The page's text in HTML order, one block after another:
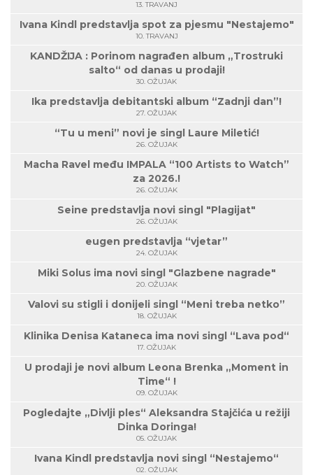
13. TRAVANJ
Ivana Kindl predstavlja spot za pjesmu "Nestajemo"
10. TRAVANJ
KANDŽIJA : Porinom nagrađen album „Trostruki
salto“ od danas u prodaji!
30. OŽUJAK
Ika predstavlja debitantski album “Zadnji dan”!
27. OŽUJAK
“Tu u meni” novi je singl Laure Miletić!
26. OŽUJAK
Macha Ravel među IMPALA “100 Artists to Watch”
za 2026.!
26. OŽUJAK
Seine predstavlja novi singl "Plagijat"
26. OŽUJAK
eugen predstavlja “vjetar”
24. OŽUJAK
Miki Solus ima novi singl "Glazbene nagrade"
20. OŽUJAK
Valovi su stigli i donijeli singl “Meni treba netko”
18. OŽUJAK
Klinika Denisa Kataneca ima novi singl “Lava pod“
17. OŽUJAK
U prodaji je novi album Leona Brenka „Moment in
Time“ !
09. OŽUJAK
Pogledajte „Divlji ples“ Aleksandra Stajčića u režiji
Dinka Doringa!
05. OŽUJAK
Ivana Kindl predstavlja novi singl “Nestajemo“
02. OŽUJAK